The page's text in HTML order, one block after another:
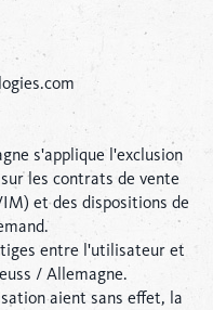
s'applique l'exclusion
les contrats de vente
et des dispositions de
entre l'utilisateur et
/ Allemagne.
aient sans effet, la